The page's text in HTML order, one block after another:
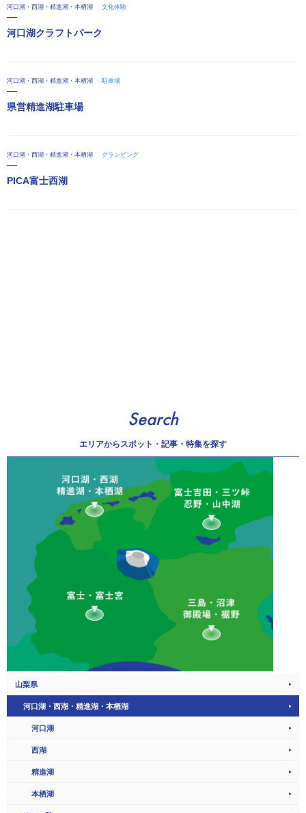
河口湖・西湖・精進湖・本栖湖 文化体験
河口湖クラフトパーク
河口湖・西湖・精進湖・本栖湖 駐車場
県営精進湖駐車場
河口湖・西湖・精進湖・本栖湖 グランピング
PICA富士西湖
Search
エリアから スポット・記事・特集を探す
山梨県
河口湖・西湖・精進湖・本栖湖
河口湖
西湖
精進湖
本栖湖